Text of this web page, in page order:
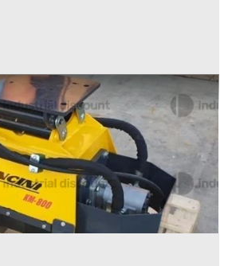
escavatori Lancini